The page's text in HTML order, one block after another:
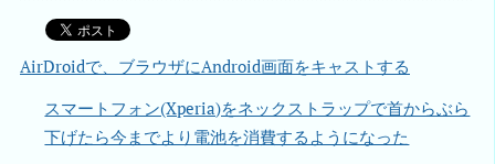
AirDroidで、ブラウザにAndroid画面をキャストする
スマートフォン(Xperia)をネックストラップで首からぶら
下げたら今までより電池を消費するようになった